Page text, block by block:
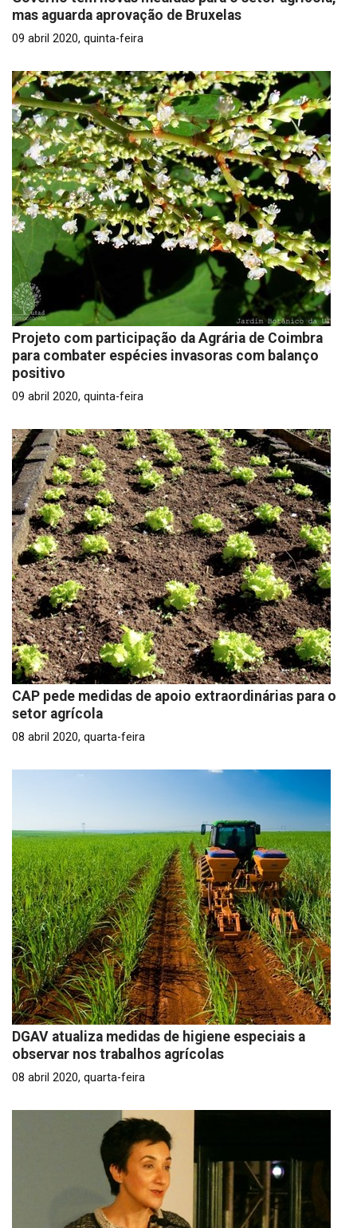
mas aguarda aprovação de Bruxelas
09 abril 2020, quinta-feira
Projeto com participação da Agrária de Coimbra
para combater espécies invasoras com balanço
positivo
09 abril 2020, quinta-feira
CAP pede medidas de apoio extraordinárias para o
setor agrícola
08 abril 2020, quarta-feira
DGAV atualiza medidas de higiene especiais a
observar nos trabalhos agrícolas
08 abril 2020, quarta-feira